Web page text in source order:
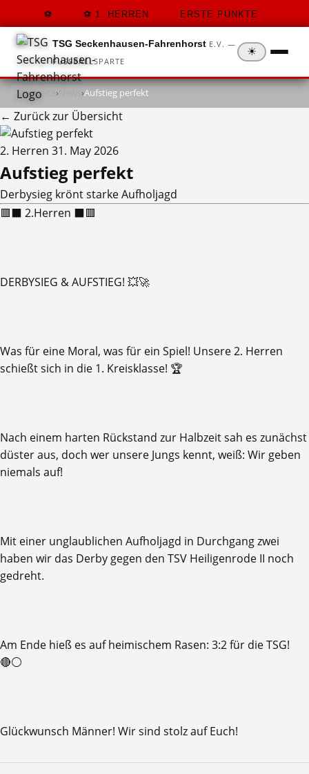
1. HERREN ERSTE PUNKTE
TSG Seckenhausen-Fahrenhorst E.V. —
FUSSBALLSPARTE
☀
Startseite › ›Aufstieg perfekt
← Zurück zur Übersicht
2. Herren 31. May 2026
Aufstieg perfekt
Derbysieg krönt starke Aufholjagd
🟥⬛ 2.Herren ⬛🟥
DERBYSIEG & AUFSTIEG! 💥🚀
​Was für eine Moral, was für ein Spiel! Unsere 2. Herren
schießt sich in die 1. Kreisklasse! 🏆
​Nach einem harten Rückstand zur Halbzeit sah es zunächst
düster aus, doch wer unsere Jungs kennt, weiß: Wir geben
niemals auf!
Mit einer unglaublichen Aufholjagd in Durchgang zwei
haben wir das Derby gegen den TSV Heiligenrode II noch
gedreht.
​Am Ende hieß es auf heimischem Rasen: 3:2 für die TSG!
🔴⚪️
Glückwunsch Männer! Wir sind stolz auf Euch!